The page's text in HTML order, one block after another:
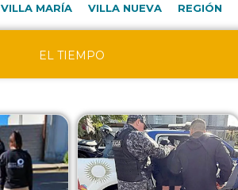
VILLA MARÍA VILLA NUEVA REGIÓN
EL TIEMPO